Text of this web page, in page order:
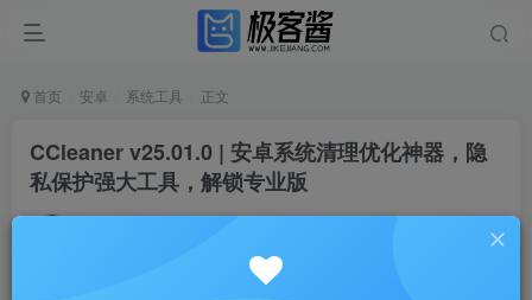
首页 安卓 系统工具 正文
CCleaner v25.01.0 | 安卓系统清理优化神器，隐
私保护强大工具，解锁专业版
私信